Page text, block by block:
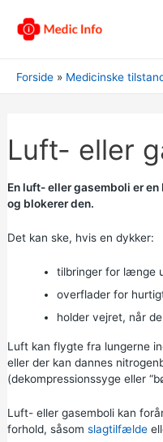
Forside Medicinske
Luft- eller
En luft- eller gasemboli er
og blokerer den.
Det kan ske, hvis en dykker:
tilbringer for længe
overflader for
holder vejret, når
Luft kan flygte fra lungerne
eller der kan dannes
(dekompressionssyge eller
Luft- eller gasemboli kan
forhold, såsom slagtilfælde